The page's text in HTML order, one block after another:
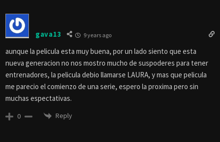
gava13 9 years ago
aunque la pelicula esta muy buena, por un lado siento que esta
nueva generacion no nos mostro mucho de suspoderes para tener
entrenadores, la pelicula debio llamarse LAURA, y mas que pelicula
me parecio el comienzo de una serie, espero la proxima pero sin
muchas espectativas.
0 Reply